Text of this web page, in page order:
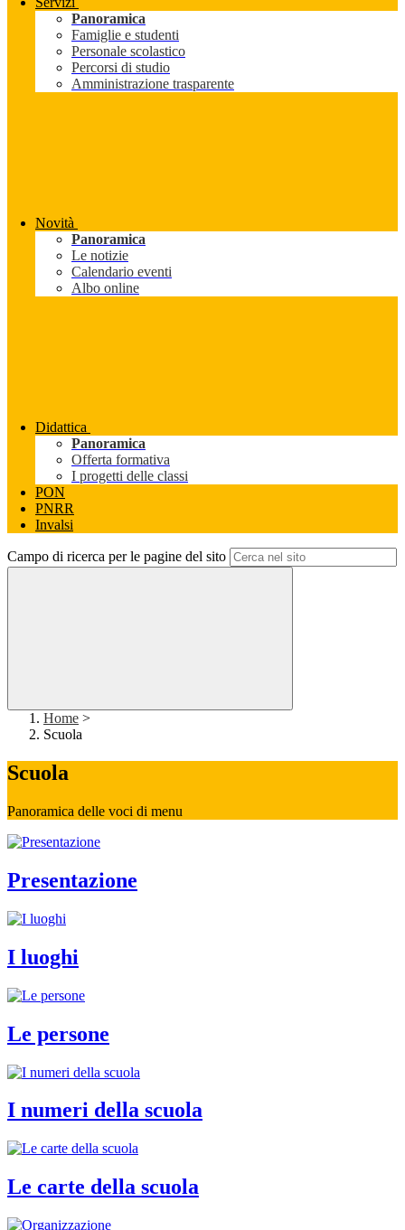
Panoramica
Famiglie e studenti
Personale scolastico
Percorsi di studio
Amministrazione trasparente
Novità
Panoramica
Le notizie
Calendario eventi
Albo online
Didattica
Panoramica
Offerta formativa
I progetti delle classi
PON
PNRR
Invalsi
Campo di ricerca per le pagine del sito
Home >
Scuola
Scuola
Panoramica delle voci di menu
Presentazione
I luoghi
Le persone
I numeri della scuola
Le carte della scuola